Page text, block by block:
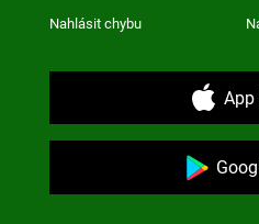
Nahlásit chybu
App